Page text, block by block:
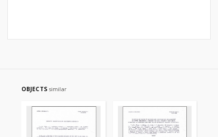
OBJECTS similar